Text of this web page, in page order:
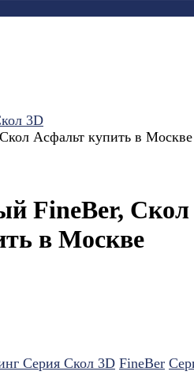
3D
Асфальт купить в Москве
FineBer, Скол
в Москве
Серия Скол 3D FineBer